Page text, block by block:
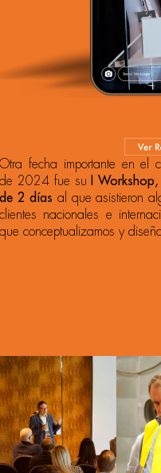
fecha importante en el
2024 fue su I Workshop,
2 días al que asistieron
nacionales e
conceptualizamos y